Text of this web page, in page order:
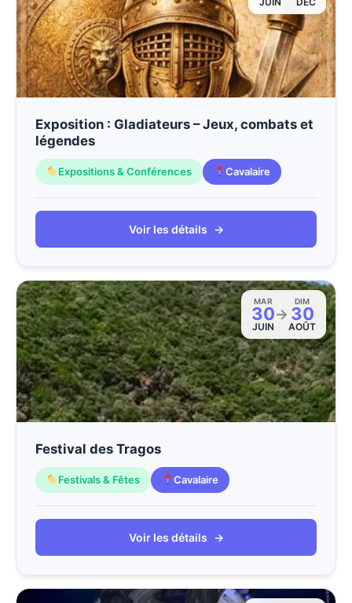
Exposition : Gladiateurs – Jeux, combats et
légendes
Expositions & Conférences Cavalaire
Voir les détails →
MAR
30
JUIN
→
DIM
30
AOÛT
Festival des Tragos
Festivals & Fêtes Cavalaire
Voir les détails →